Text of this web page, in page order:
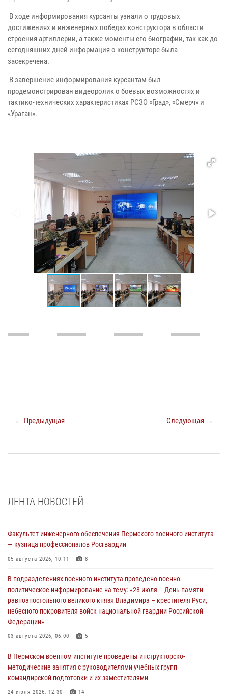
В ходе информирования курсанты узнали о трудовых
достижениях и инженерных победах конструктора в области
строения артиллерии, а также моменты его биографии, так как до
сегодняшних дней информация о конструкторе была
засекречена.
В завершение информирования курсантам был
продемонстрирован видеоролик о боевых возможностях и
тактико-технических характеристиках РСЗО «Град», «Смерч» и
«Ураган».
← Предыдущая Следующая →
ЛЕНТА НОВОСТЕЙ
Факультет инженерного обеспечения Пермского военного института
— кузница профессионалов Росгвардии
05 августа 2026, 10:11 8
В подразделениях военного института проведено военно-
политическое информирование на тему: «28 июля – День памяти
равноапостольного великого князя Владимира – крестителя Руси,
небесного покровителя войск национальной гвардии Российской
Федерации»
03 августа 2026, 06:00 5
В Пермском военном институте проведены инструкторско-
методические занятия с руководителями учебных групп
командирской подготовки и их заместителями
24 июля 2026, 12:30 14